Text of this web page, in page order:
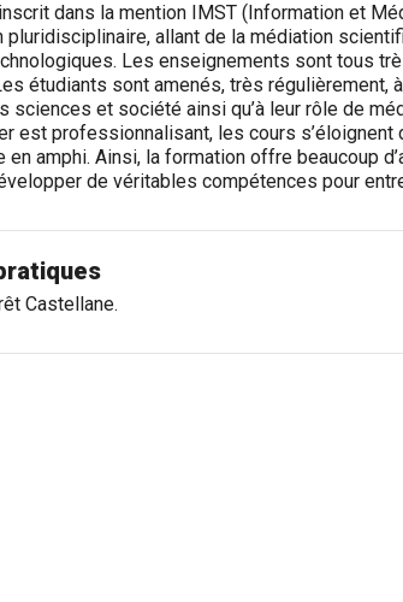
dans la mention IMST (Information et
pluridisciplinaire, allant de la médiation
Les enseignements sont tous
étudiants sont amenés, très régulièrement,
sciences et société ainsi qu’à leur rôle de
est professionnalisant, les cours s’éloignent
amphi. Ainsi, la formation offre beaucoup
de véritables compétences pour
Castellane.